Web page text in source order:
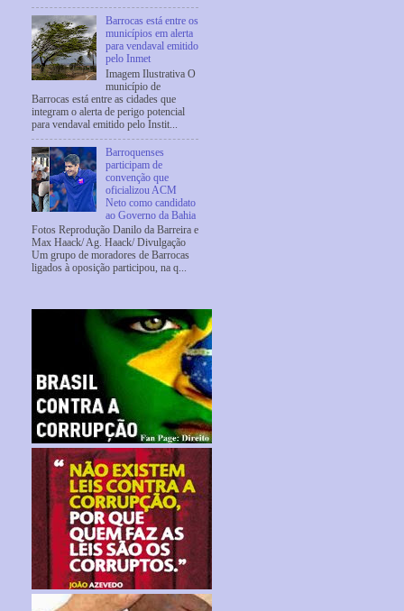
Barrocas está entre os
municípios em alerta
para vendaval emitido
pelo Inmet
Imagem Ilustrativa O
município de
Barrocas está entre as cidades que
integram o alerta de perigo potencial
para vendaval emitido pelo Instit...
Barroquenses
participam de
convenção que
oficializou ACM
Neto como candidato
ao Governo da Bahia
Fotos Reprodução Danilo da Barreira e
Max Haack/ Ag. Haack/ Divulgação
Um grupo de moradores de Barrocas
ligados à oposição participou, na q...